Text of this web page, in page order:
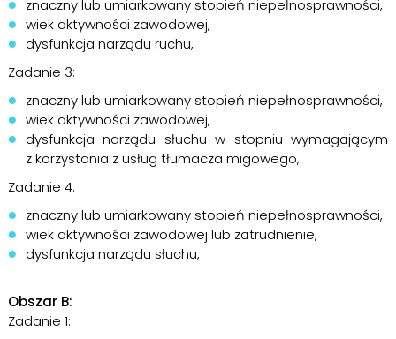
znaczny lub umiarkowany stopień niepełnosprawności,
wiek aktywności zawodowej,
dysfunkcja narządu ruchu,
Zadanie 3:
znaczny lub umiarkowany stopień niepełnosprawności,
wiek aktywności zawodowej,
dysfunkcja narządu słuchu w stopniu wymagającym
z korzystania z usług tłumacza migowego,
Zadanie 4:
znaczny lub umiarkowany stopień niepełnosprawności,
wiek aktywności zawodowej lub zatrudnienie,
dysfunkcja narządu słuchu,
Obszar B:
Zadanie 1: